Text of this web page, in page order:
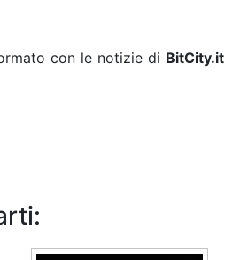
con le notizie di BitCity.it